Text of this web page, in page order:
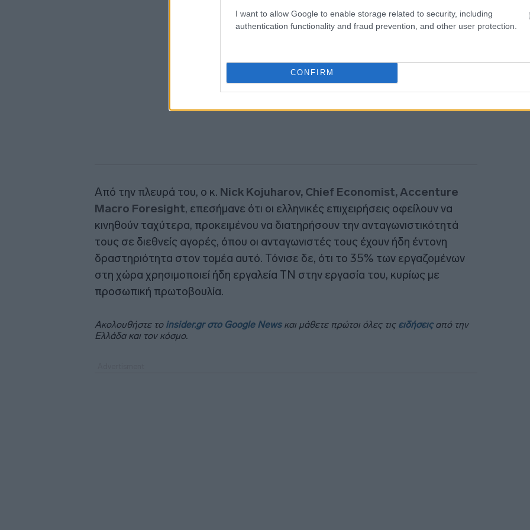
I want to allow Google to enable storage related to security, including
authentication functionality and fraud prevention, and other user protection.
CONFIRM
Από την πλευρά του, ο κ. Νick Kojuharov, Chief Economist, Accenture
Macro Foresight, επεσήμανε ότι οι ελληνικές επιχειρήσεις οφείλουν να
κινηθούν ταχύτερα, προκειμένου να διατηρήσουν την ανταγωνιστικότητά
τους σε διεθνείς αγορές, όπου οι ανταγωνιστές τους έχουν ήδη έντονη
δραστηριότητα στον τομέα αυτό. Τόνισε δε, ότι το 35% των εργαζομένων
στη χώρα χρησιμοποιεί ήδη εργαλεία ΤΝ στην εργασία του, κυρίως με
προσωπική πρωτοβουλία.
Ακολουθήστε το insider.gr στο Google Newsκαι μάθετε πρώτοι όλες τις ειδήσειςαπό την
Ελλάδα και τον κόσμο.